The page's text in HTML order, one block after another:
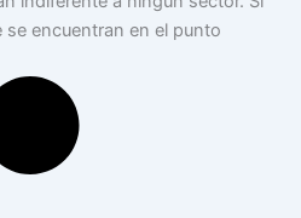
encuentran en el punto